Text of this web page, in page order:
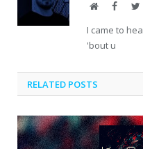
Website
I came to
'bout u
RELATED POSTS